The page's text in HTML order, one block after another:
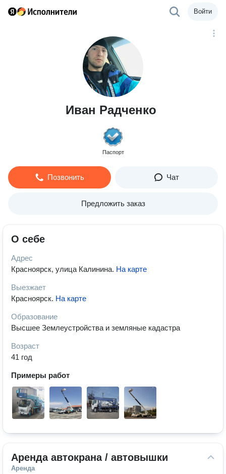
Войти
Иван Радченко
Паспорт
Позвонить Чат
Предложить заказ
О себе
Адрес
Красноярск, улица Калинина. На карте
Выезжает
Красноярск. На карте
Образование
Высшее Землеустройства и земляные кадастра
Возраст
41 год
Примеры работ
Аренда автокрана / автовышки
Аренда